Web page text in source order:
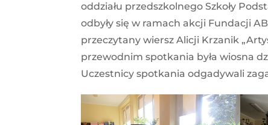
oddziału przedszkolnego Szkoły
odbyły się w ramach akcji Fundacji
przeczytany wiersz Alicji Krzanik
przewodnim spotkania była wiosna
Uczestnicy spotkania odgadywali